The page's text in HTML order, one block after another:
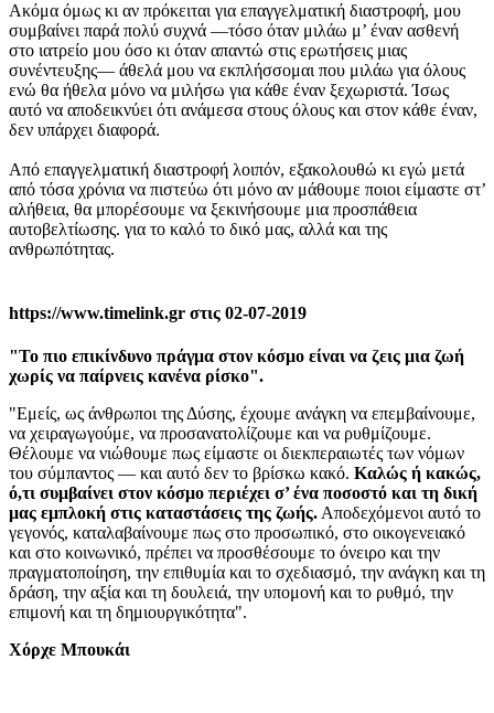
Ακόμα όμως κι αν πρόκειται για επαγγελματική διαστροφή, μου
συμβαίνει παρά πολύ συχνά —τόσο όταν μιλάω μ’ έναν ασθενή
στο ιατρείο μου όσο κι όταν απαντώ στις ερωτήσεις μιας
συνέντευξης— άθελά μου να εκπλήσσομαι που μιλάω για όλους
ενώ θα ήθελα μόνο να μιλήσω για κάθε έναν ξεχωριστά. Ίσως
αυτό να αποδεικνύει ότι ανάμεσα στους όλους και στον κάθε έναν,
δεν υπάρχει διαφορά.
Από επαγγελματική διαστροφή λοιπόν, εξακολουθώ κι εγώ μετά
από τόσα χρόνια να πιστεύω ότι μόνο αν μάθουμε ποιοι είμαστε στ’
αλήθεια, θα μπορέσουμε να ξεκινήσουμε μια προσπάθεια
αυτοβελτίωσης. για το καλό το δικό μας, αλλά και της
ανθρωπότητας.
https://www.timelink.gr στις 02-07-2019
"Το πιο επικίνδυνο πράγμα στον κόσμο είναι να ζεις μια ζωή
χωρίς να παίρνεις κανένα ρίσκο".
"Εμείς, ως άνθρωποι της Δύσης, έχουμε ανάγκη να επεμβαίνουμε,
να χειραγωγούμε, να προσανατολίζουμε και να ρυθμίζουμε.
Θέλουμε να νιώθουμε πως είμαστε οι διεκπεραιωτές των νόμων
του σύμπαντος — και αυτό δεν το βρίσκω κακό. Καλώς ή κακώς,
ό,τι συμβαίνει στον κόσμο περιέχει σ’ ένα ποσοστό και τη δική
μας εμπλοκή στις καταστάσεις της ζωής. Αποδεχόμενοι αυτό το
γεγονός, καταλαβαίνουμε πως στο προσωπικό, στο οικογενειακό
και στο κοινωνικό, πρέπει να προσθέσουμε το όνειρο και την
πραγματοποίηση, την επιθυμία και το σχεδιασμό, την ανάγκη και τη
δράση, την αξία και τη δουλειά, την υπομονή και το ρυθμό, την
επιμονή και τη δημιουργικότητα".
Χόρχε Μπουκάι